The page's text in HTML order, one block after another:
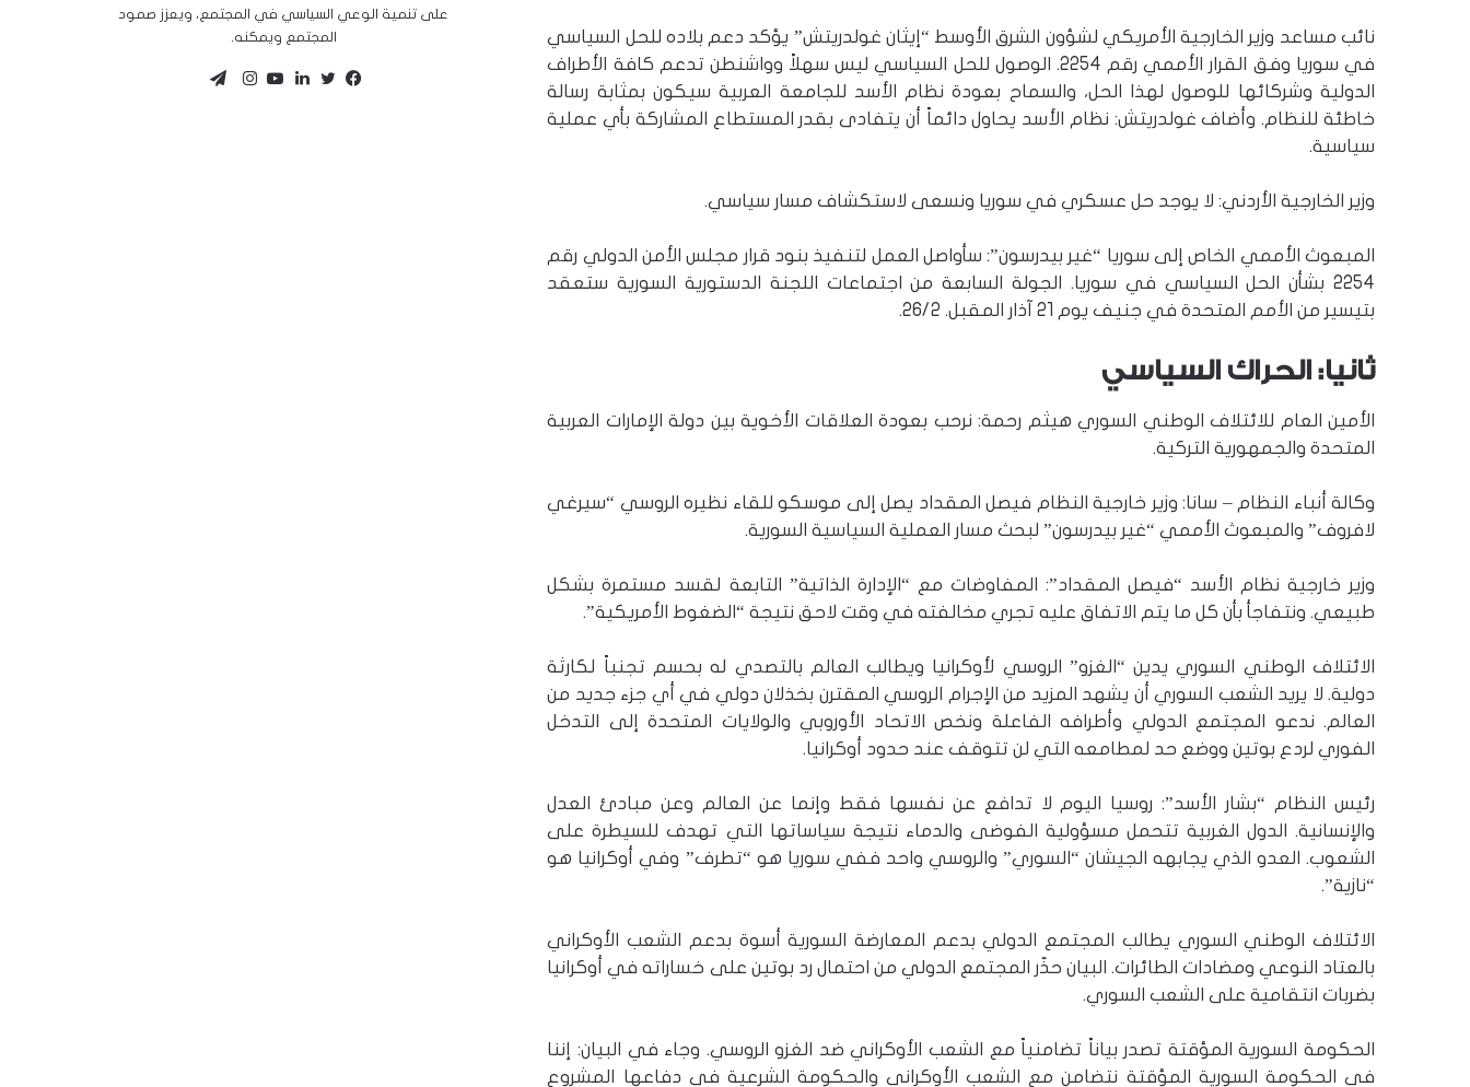
نائب مساعد وزير الخارجية الأمريكي لشؤون الشرق الأوسط “إيثان غولدريتش” يؤكد دعم بلاده للحل السياسي
في سوريا وفق القرار الأممي رقم 2254. الوصول للحل السياسي ليس سهلاً وواشنطن تدعم كافة الأطراف
الدولية وشركائها للوصول لهذا الحل، والسماح بعودة نظام الأسد للجامعة العربية سيكون بمثابة رسالة
خاطئة للنظام. وأضاف غولدريتش: نظام الأسد يحاول دائماً أن يتفادى بقدر المستطاع المشاركة بأي عملية
سياسية.
وزير الخارجية الأردني: لا يوجد حل عسكري في سوريا ونسعى لاستكشاف مسار سياسي.
المبعوث الأممي الخاص إلى سوريا “غير بيدرسون”: سأواصل العمل لتنفيذ بنود قرار مجلس الأمن الدولي رقم
2254 بشأن الحل السياسي في سوريا. الجولة السابعة من اجتماعات اللجنة الدستورية السورية ستعقد
بتيسير من الأمم المتحدة في جنيف يوم 21 آذار المقبل. 26/2.
ثانيا: الحراك السياسي
الأمين العام للائتلاف الوطني السوري هيثم رحمة: نرحب بعودة العلاقات الأخوية بين دولة الإمارات العربية
المتحدة والجمهورية التركية.
وكالة أنباء النظام – سانا: وزير خارجية النظام فيصل المقداد يصل إلى موسكو للقاء نظيره الروسي “سيرغي
لافروف” والمبعوث الأممي “غير بيدرسون” لبحث مسار العملية السياسية السورية.
وزير خارجية نظام الأسد “فيصل المقداد”: المفاوضات مع “الإدارة الذاتية” التابعة لقسد مستمرة بشكل
طبيعي. ونتفاجأ بأن كل ما يتم الاتفاق عليه تجري مخالفته في وقت لاحق نتيجة “الضغوط الأمريكية”.
الائتلاف الوطني السوري يدين “الغزو” الروسي لأوكرانيا ويطالب العالم بالتصدي له بحسم تجنباً لكارثة
دولية. لا يريد الشعب السوري أن يشهد المزيد من الإجرام الروسي المقترن بخذلان دولي في أي جزء جديد من
العالم. ندعو المجتمع الدولي وأطرافه الفاعلة ونخص الاتحاد الأوروبي والولايات المتحدة إلى التدخل
الفوري لردع بوتين ووضع حد لمطامعه التي لن تتوقف عند حدود أوكرانيا.
رئيس النظام “بشار الأسد”: روسيا اليوم لا تدافع عن نفسها فقط وإنما عن العالم وعن مبادئ العدل
والإنسانية. الدول الغربية تتحمل مسؤولية الفوضى والدماء نتيجة سياساتها التي تهدف للسيطرة على
الشعوب. العدو الذي يجابهه الجيشان “السوري” والروسي واحد ففي سوريا هو “تطرف” وفي أوكرانيا هو
“نازية”.
الائتلاف الوطني السوري يطالب المجتمع الدولي بدعم المعارضة السورية أسوة بدعم الشعب الأوكراني
بالعتاد النوعي ومضادات الطائرات. البيان حذّر المجتمع الدولي من احتمال رد بوتين على خساراته في أوكرانيا
بضربات انتقامية على الشعب السوري.
الحكومة السورية المؤقتة تصدر بياناً تضامنياً مع الشعب الأوكراني ضد الغزو الروسي. وجاء في البيان: إننا
في الحكومة السورية المؤقتة نتضامن مع الشعب الأوكراني والحكومة الشرعية في دفاعها المشروع
على تنمية الوعي السياسي في المجتمع، ويعزز صمود
المجتمع ويمكنه.